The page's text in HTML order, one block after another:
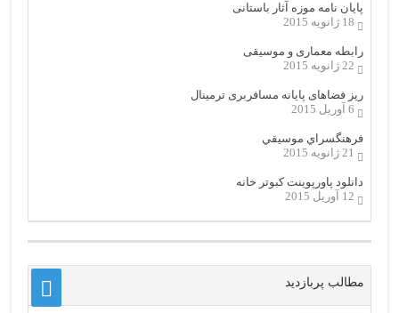
پایان نامه موزه آثار باستانی
18 ژانویه 2015
رابطه معماری و موسیقی
22 ژانویه 2015
ریز فضاهای پایانه مسافربری ترمینال
6 آوریل 2015
فرهنگسراي موسيقي
21 ژانویه 2015
دانلود پاورپوینت کبوتر خانه
12 آوریل 2015
مطالب پربازدید